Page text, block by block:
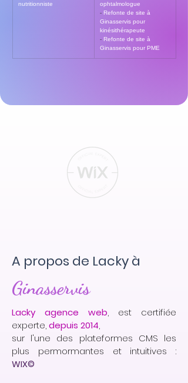
nutritionniste
ophtalmologue
- Refonte de site à
Ginasservis pour
kinésithérapeute
- Refonte de site à
Ginasservis pour PME
A propos de Lacky à
Ginasservis
Lacky agence web, est certifiée
experte,depuis 2014,
sur l'une des plateformes CMS les
plus permormantes et intuitives :
WIX©